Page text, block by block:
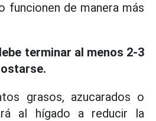
funcionen de manera más
terminar al menos 2-3
grasos, azucarados o
al hígado a reducir la